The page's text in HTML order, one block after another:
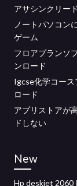
アサシンクリー
ノートパソコン
ゲーム
フロアプランソ
ンロード
Igcse化学コー
ロード
アプリストアが
ドしない
New
Hp deskjet 2060